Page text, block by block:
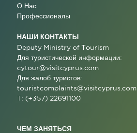
О Нас
Профессионалы
НАШИ КОНТАКТЫ
Deputy Ministry of Tourism
Для туристической информации:
cytour@visitcyprus.com
Для жалоб туристов:
touristcomplaints@visitcyprus.com
T: (+357) 22691100
ЧЕМ ЗАНЯТЬСЯ